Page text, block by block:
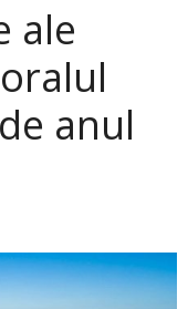
ale
anul